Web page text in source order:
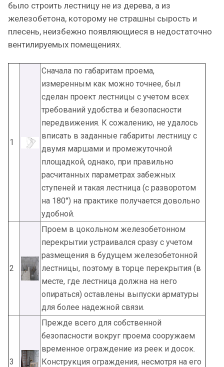
было строить лестницу не из дерева, а из
железобетона, которому не страшны сырость и
плесень, неизбежно появляющиеся в недостаточно
вентилируемых помещениях.
1
Сначала по габаритам проема,
измеренным как можно точнее, был
сделан проект лестницы с учетом всех
требований удобства и безопасности
передвижения. К сожалению, не удалось
вписать в заданные габариты лестницу с
двумя маршами и промежуточной
площадкой, однако, при правильно
расчитанных параметрах забежных
ступеней и такая лестница (с разворотом
на 180°) на практике получается довольно
удобной.
2
Проем в цокольном железобетонном
перекрытии устраивался сразу с учетом
размещения в будущем железобетонной
лестницы, поэтому в торце перекрытия (в
месте, где лестница должна на него
опираться) оставлены выпуски арматуры
для более надежной связи.
3
Прежде всего для собственной
безопасности вокруг проема сооружаем
временное ограждение из реек и досок.
Конструкция ограждения, несмотря на его